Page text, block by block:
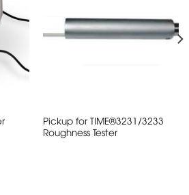
Pickup for TIME®3231/3233
Roughness Tester